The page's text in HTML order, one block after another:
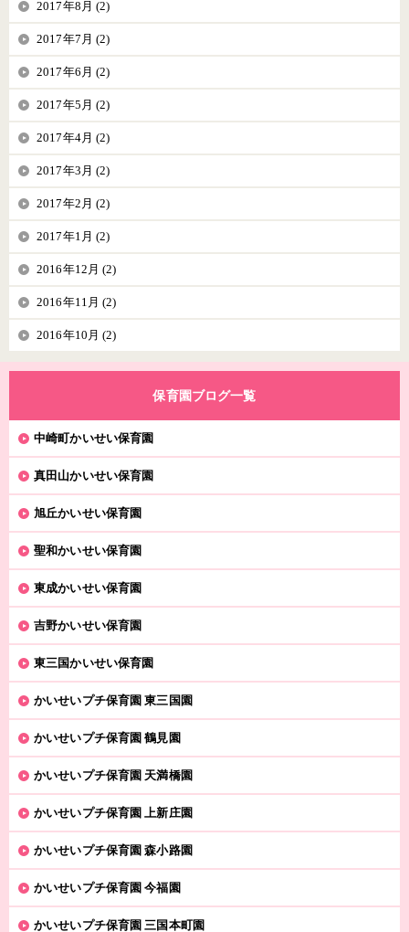
2017年8月 (2)
2017年7月 (2)
2017年6月 (2)
2017年5月 (2)
2017年4月 (2)
2017年3月 (2)
2017年2月 (2)
2017年1月 (2)
2016年12月 (2)
2016年11月 (2)
2016年10月 (2)
保育園ブログ一覧
中崎町かいせい保育園
真田山かいせい保育園
旭丘かいせい保育園
聖和かいせい保育園
東成かいせい保育園
吉野かいせい保育園
東三国かいせい保育園
かいせいプチ保育園 東三国園
かいせいプチ保育園 鶴見園
かいせいプチ保育園 天満橋園
かいせいプチ保育園 上新庄園
かいせいプチ保育園 森小路園
かいせいプチ保育園 今福園
かいせいプチ保育園 三国本町園